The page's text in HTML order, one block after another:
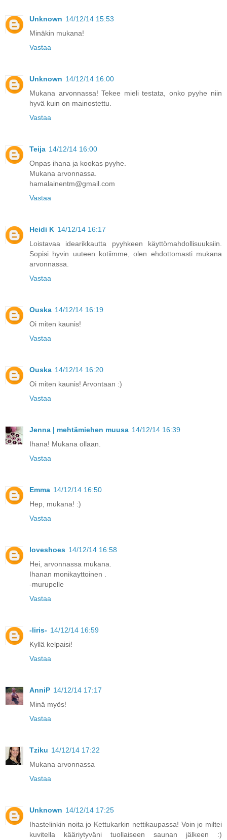
Unknown 14/12/14 15:53
Minäkin mukana!
Vastaa
Unknown 14/12/14 16:00
Mukana arvonnassa! Tekee mieli testata, onko pyyhe niin
hyvä kuin on mainostettu.
Vastaa
Teija 14/12/14 16:00
Onpas ihana ja kookas pyyhe.
Mukana arvonnassa.
hamalainentm@gmail.com
Vastaa
Heidi K 14/12/14 16:17
Loistavaa idearikkautta pyyhkeen käyttömahdollisuuksiin.
Sopisi hyvin uuteen kotiimme, olen ehdottomasti mukana
arvonnassa.
Vastaa
Ouska 14/12/14 16:19
Oi miten kaunis!
Vastaa
Ouska 14/12/14 16:20
Oi miten kaunis! Arvontaan :)
Vastaa
Jenna | mehtämiehen muusa 14/12/14 16:39
Ihana! Mukana ollaan.
Vastaa
Emma 14/12/14 16:50
Hep, mukana! :)
Vastaa
loveshoes 14/12/14 16:58
Hei, arvonnassa mukana.
Ihanan monikayttoinen .
-murupelle
Vastaa
-Iiris- 14/12/14 16:59
Kyllä kelpaisi!
Vastaa
AnniP 14/12/14 17:17
Minä myös!
Vastaa
Tziku 14/12/14 17:22
Mukana arvonnassa
Vastaa
Unknown 14/12/14 17:25
Ihastelinkin noita jo Kettukarkin nettikaupassa! Voin jo miltei
kuvitella kääriytyväni tuollaiseen saunan jälkeen :)